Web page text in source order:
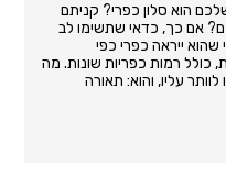
הוא סלון כפרי? קניתם
אם כך, כדאי שתשימו לב
ייראה כפרי כפי
רמות כפריות שונות. מה
עליו, והוא: תאורה